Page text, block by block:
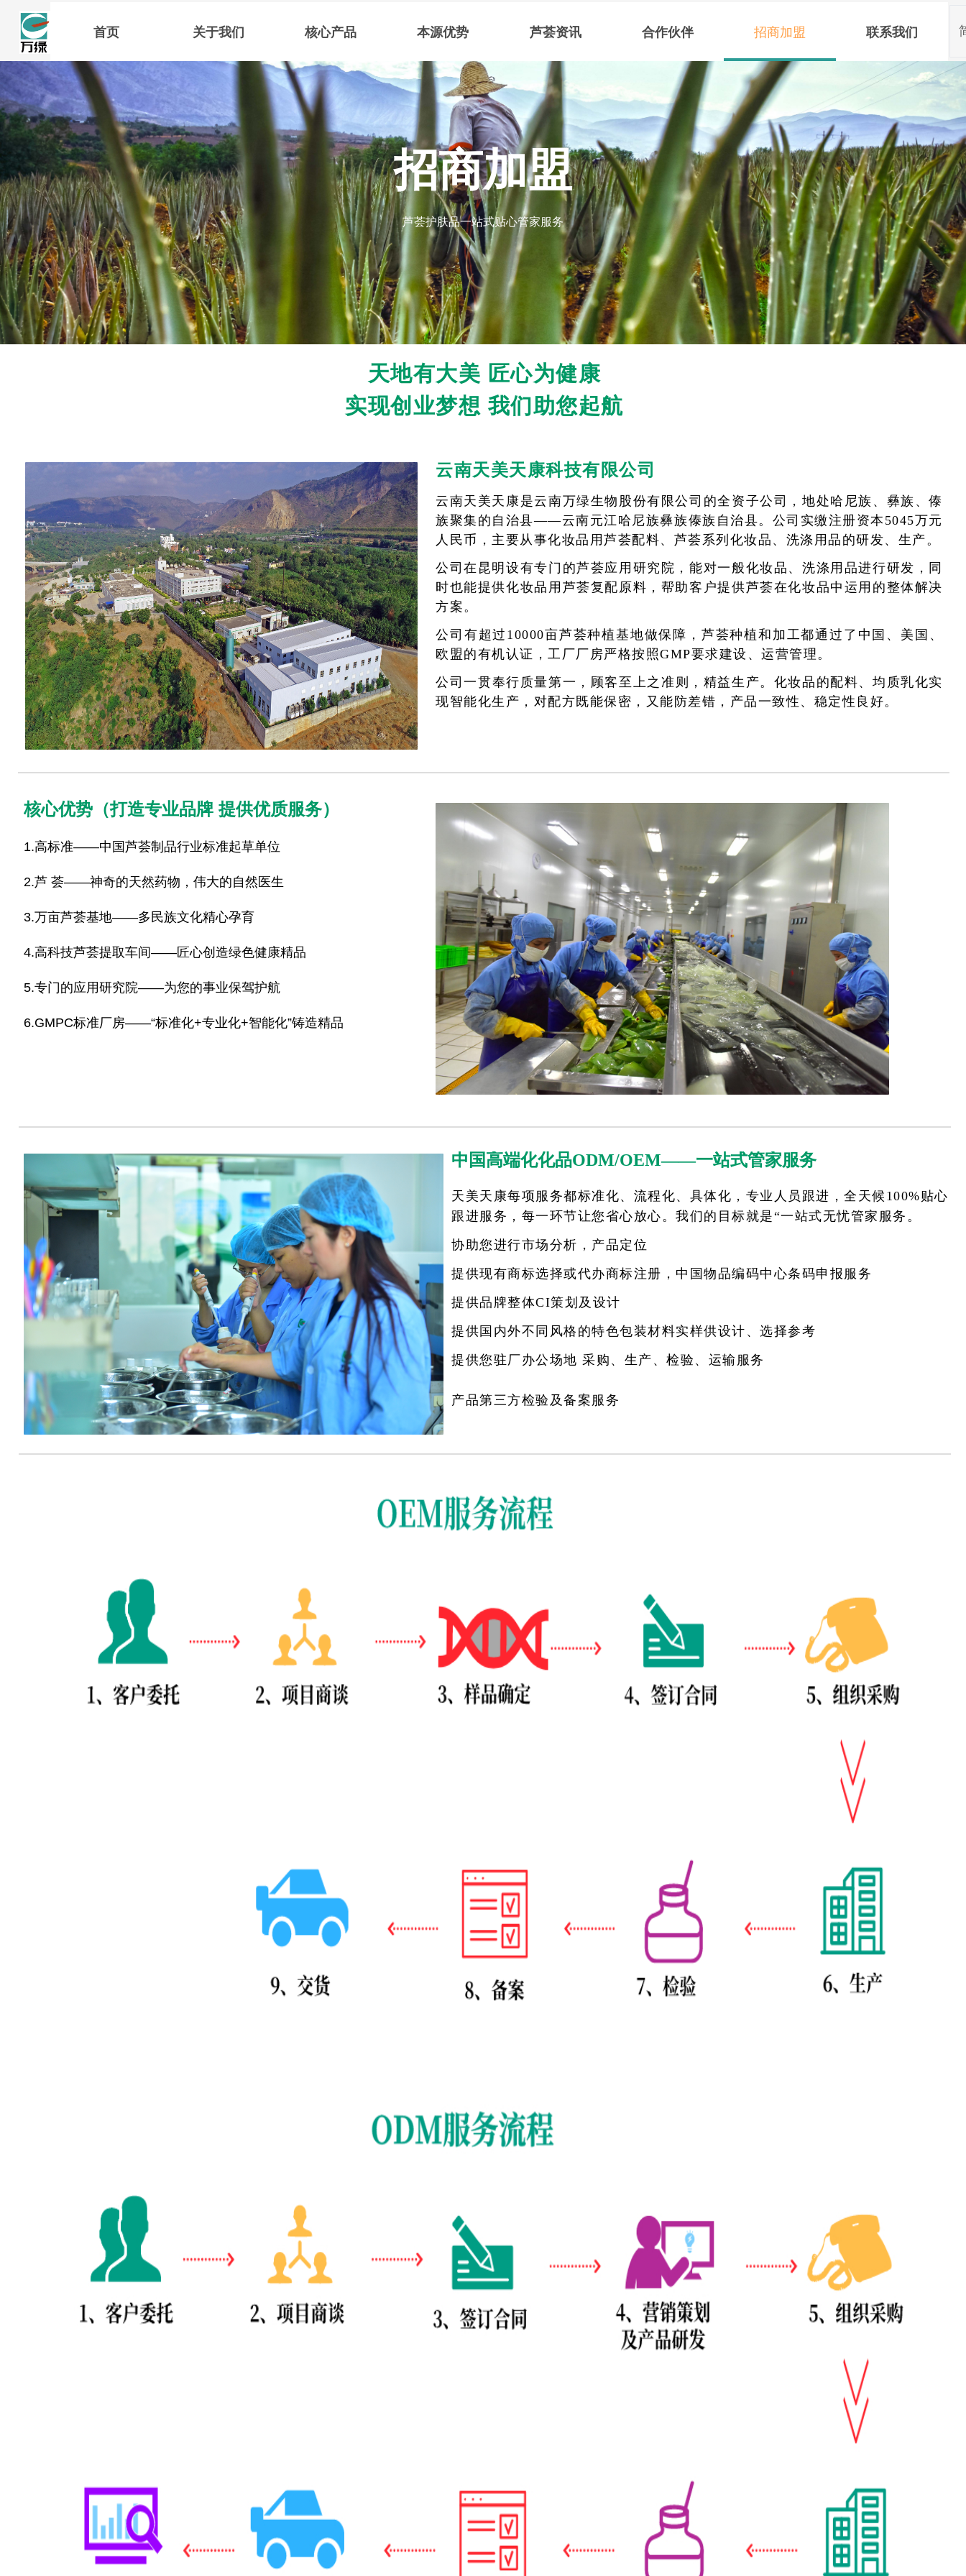
首页 关于我们 核心产品 本源优势 芦荟资讯 合作伙伴 招商加盟 联系我们
招商加盟
芦荟护肤品一站式贴心管家服务
天地有大美 匠心为健康
实现创业梦想 我们助您起航
云南天美天康科技有限公司
云南天美天康是云南万绿生物股份有限公司的全资子公司，地处哈尼族、彝族、傣
族聚集的自治县——云南元江哈尼族彝族傣族自治县。公司实缴注册资本5045万元
人民币，主要从事化妆品用芦荟配料、芦荟系列化妆品、洗涤用品的研发、生产。
公司在昆明设有专门的芦荟应用研究院，能对一般化妆品、洗涤用品进行研发，同
时也能提供化妆品用芦荟复配原料，帮助客户提供芦荟在化妆品中运用的整体解决
方案。
​​​​​​​公司有超过10000亩芦荟种植基地做保障，芦荟种植和加工都通过了中国、美国、
欧盟的有机认证，工厂厂房严格按照GMP要求建设、运营管理。
​​​​​​​公司一贯奉行质量第一，顾客至上之准则，精益生产。化妆品的配料、均质乳化实
现智能化生产，对配方既能保密，又能防差错，产品一致性、稳定性良好。
核心优势（打造专业品牌 提供优质服务）
1.高标准——中国芦荟制品行业标准起草单位
2.芦 荟——神奇的天然药物，伟大的自然医生
3.万亩芦荟基地——多民族文化精心孕育
4.高科技芦荟提取车间——匠心创造绿色健康精品
5.专门的应用研究院——为您的事业保驾护航
6.GMPC标准厂房——“标准化+专业化+智能化”铸造精品
中国高端化化品ODM/OEM——一站式管家服务
天美天康每项服务都标准化、流程化、具体化，专业人员跟进，全天候100%贴心
跟进服务，每一环节让您省心放心。我们的目标就是“一站式无忧管家服务。
协助您进行市场分析，产品定位
提供现有商标选择或代办商标注册，中国物品编码中心条码申报服务
提供品牌整体CI策划及设计
提供国内外不同风格的特色包装材料实样供设计、选择参考
提供您驻厂办公场地 采购、生产、检验、运输服务
产品第三方检验及备案服务